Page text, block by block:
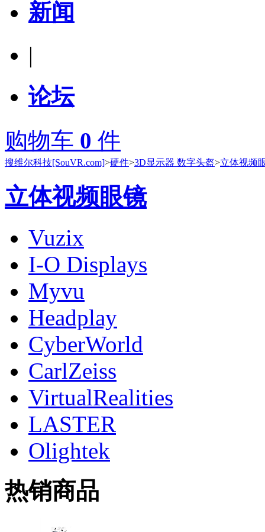
新闻
|
论坛
购物车 0 件
搜维尔科技[SouVR.com]>硬件>3D显示器 数字头盔>立体视频
立体视频眼镜
Vuzix
I-O Displays
Myvu
Headplay
CyberWorld
CarlZeiss
VirtualRealities
LASTER
Olightek
热销商品